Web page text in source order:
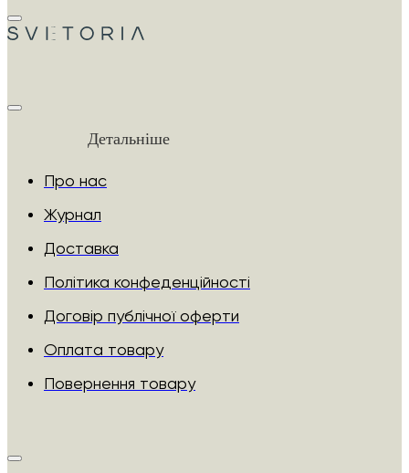
Детальніше
Про нас
Журнал
Доставка
Політика конфеденційності
Договір публічної оферти
Оплата товару
Повернення товару